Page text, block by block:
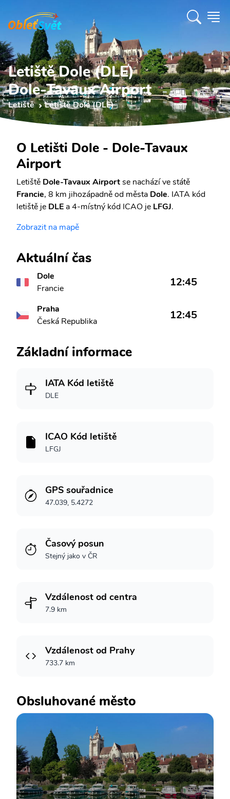
Letiště Dole (DLE)
Dole-Tavaux Airport
Letiště Letiště Dole (DLE)
O Letišti Dole - Dole-Tavaux
Airport
Letiště Dole-Tavaux Airportse nachází ve státě
Francie, 8 km jihozápadně od města Dole. IATA kód
letiště je DLE a 4-místný kód ICAO je LFGJ.
Zobrazit na mapě
Aktuální čas
Dole
Francie
12:45
Praha
Česká Republika
12:45
Základní informace
IATA Kód letiště
DLE
ICAO Kód letiště
LFGJ
GPS souřadnice
47.039, 5.4272
Časový posun
Stejný jako v ČR
Vzdálenost od centra
7.9 km
Vzdálenost od Prahy
733.7 km
Obsluhované město